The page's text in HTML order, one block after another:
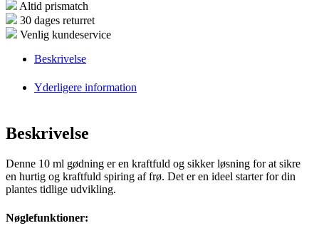
Altid prismatch
30 dages returret
Venlig kundeservice
Beskrivelse
Yderligere information
Beskrivelse
Denne 10 ml gødning er en kraftfuld og sikker løsning for at sikre
en hurtig og kraftfuld spiring af frø. Det er en ideel starter for din
plantes tidlige udvikling.
Nøglefunktioner: